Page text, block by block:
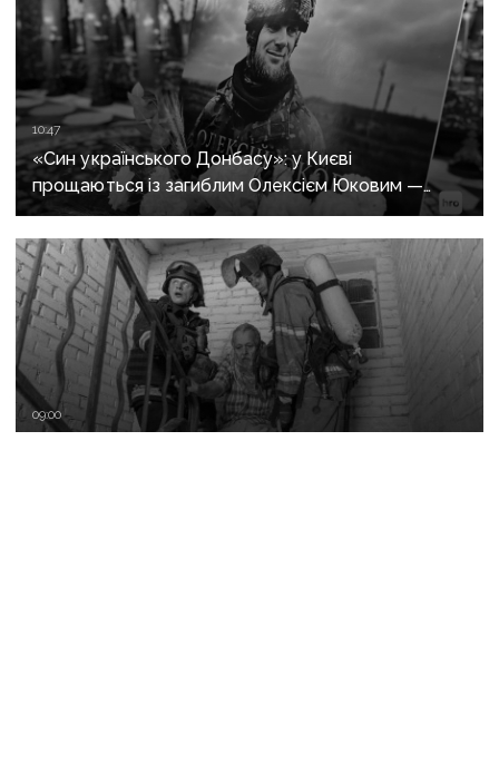
10:47
«Син українського Донбасу»: у Києві
прощаються із загиблим Олексієм Юковим —
пошуковцем загону «Плацдарм»
09:00